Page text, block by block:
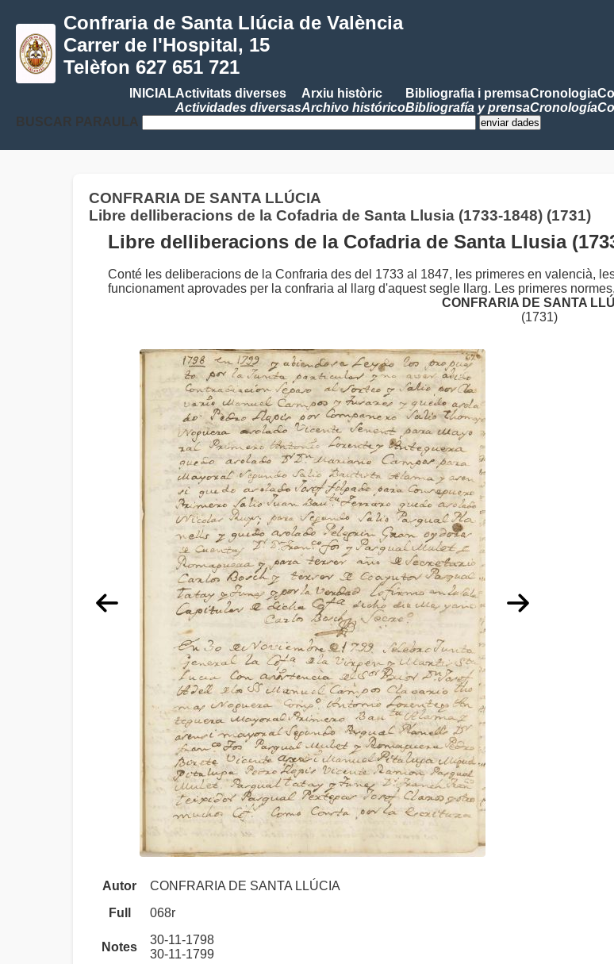
Confraria de Santa Llúcia de València
Carrer de l'Hospital, 15
Telèfon 627 651 721
INICIALActivitats diverses
Actividades diversas
Arxiu històric
Archivo histórico
Bibliografia i premsa
Bibliografía y prensa
Cronologia
Cronología
BUSCAR PARAULA
CONFRARIA DE SANTA LLÚCIA
Libre delliberacions de la Cofadria de Santa Llusia (1733-1848) (1731)
Libre delliberacions de la Cofadria de Santa Llusia
Conté les deliberacions de la Confraria des del 1733 al 1847, les primeres en valencià,
funcionament aprovades per la confraria al llarg d'aquest segle llarg. Les primeres
CONFRARIA DE SANTA
(1731)
Autor
CONFRARIA DE SANTA LLÚCIA
Full
068r
Notes
30-11-1798
30-11-1799